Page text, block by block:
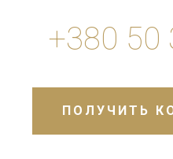
+380 50
ПОЛУЧИТЬ